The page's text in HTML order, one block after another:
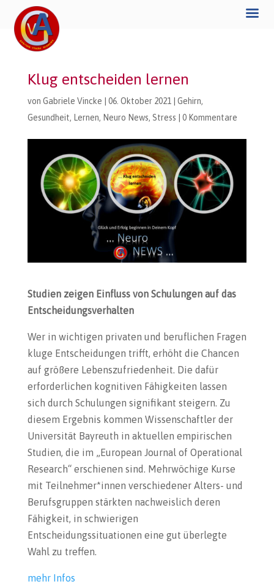
Klug entscheiden lernen
von Gabriele Vincke 06. Oktober 2021 Gehirn,
Gesundheit, Lernen, Neuro News, Stress 0 Kommentare
Studien zeigen Einfluss von Schulungen auf das
Entscheidungsverhalten
Wer in wichtigen privaten und beruflichen Fragen
kluge Entscheidungen trifft, erhöht die Chancen
auf größere Lebenszufriedenheit. Die dafür
erforderlichen kognitiven Fähigkeiten lassen
sich durch Schulungen signifikant steigern. Zu
diesem Ergebnis kommen Wissenschaftler der
Universität Bayreuth in aktuellen empirischen
Studien, die im „European Journal of Operational
Research“ erschienen sind. Mehrwöchige Kurse
mit Teilnehmer*innen verschiedener Alters- und
Berufsgruppen stärkten nachweislich deren
Fähigkeit, in schwierigen
Entscheidungssituationen eine gut überlegte
Wahl zu treffen.
mehr Infos